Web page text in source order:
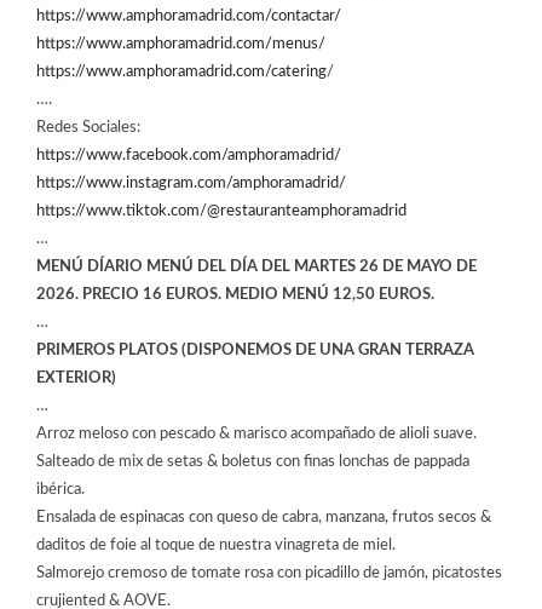
https://www.amphoramadrid.com/contactar/
https://www.amphoramadrid.com/menus/
https://www.amphoramadrid.com/catering/
….
Redes Sociales:
https://www.facebook.com/amphoramadrid/
https://www.instagram.com/amphoramadrid/
https://www.tiktok.com/@restauranteamphoramadrid
…
MENÚ DÍARIO MENÚ DEL DÍA DEL MARTES 26 DE MAYO DE
2026. PRECIO 16 EUROS. MEDIO MENÚ 12,50 EUROS.
…
PRIMEROS PLATOS (DISPONEMOS DE UNA GRAN TERRAZA
EXTERIOR)
…
Arroz meloso con pescado & marisco acompañado de alioli suave.
Salteado de mix de setas & boletus con finas lonchas de pappada
ibérica.
Ensalada de espinacas con queso de cabra, manzana, frutos secos &
daditos de foie al toque de nuestra vinagreta de miel.
Salmorejo cremoso de tomate rosa con picadillo de jamón, picatostes
crujiented & AOVE.